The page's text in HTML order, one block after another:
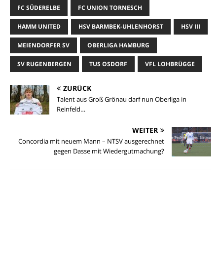
FC SÜDERELBE FC UNION TORNESCH
HAMM UNITED HSV BARMBEK-UHLENHORST HSV III
MEIENDORFER SV OBERLIGA HAMBURG
SV RUGENBERGEN TUS OSDORF VFL LOHBRÜGGE
ZURÜCK
Talent aus Groß Grönau darf nun Oberliga in
Reinfeld…
WEITER
Concordia mit neuem Mann – NTSV ausgerechnet
gegen Dasse mit Wiedergutmachung?